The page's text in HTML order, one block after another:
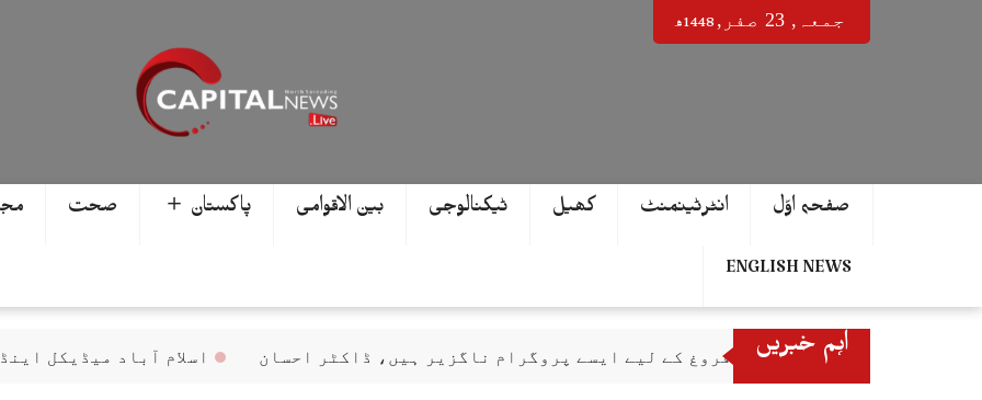
جمعہ‬‮, 23 صفر‬, 1448ھ
صفحہ اوّل انٹرٹینمنٹ کھیل ٹیکنالوجی بین الاقوامی پاکستان ＋ صحت
ENGLISH NEWS
اہم خبریں اسلام آباد میڈیکل اینڈ ڈینٹل